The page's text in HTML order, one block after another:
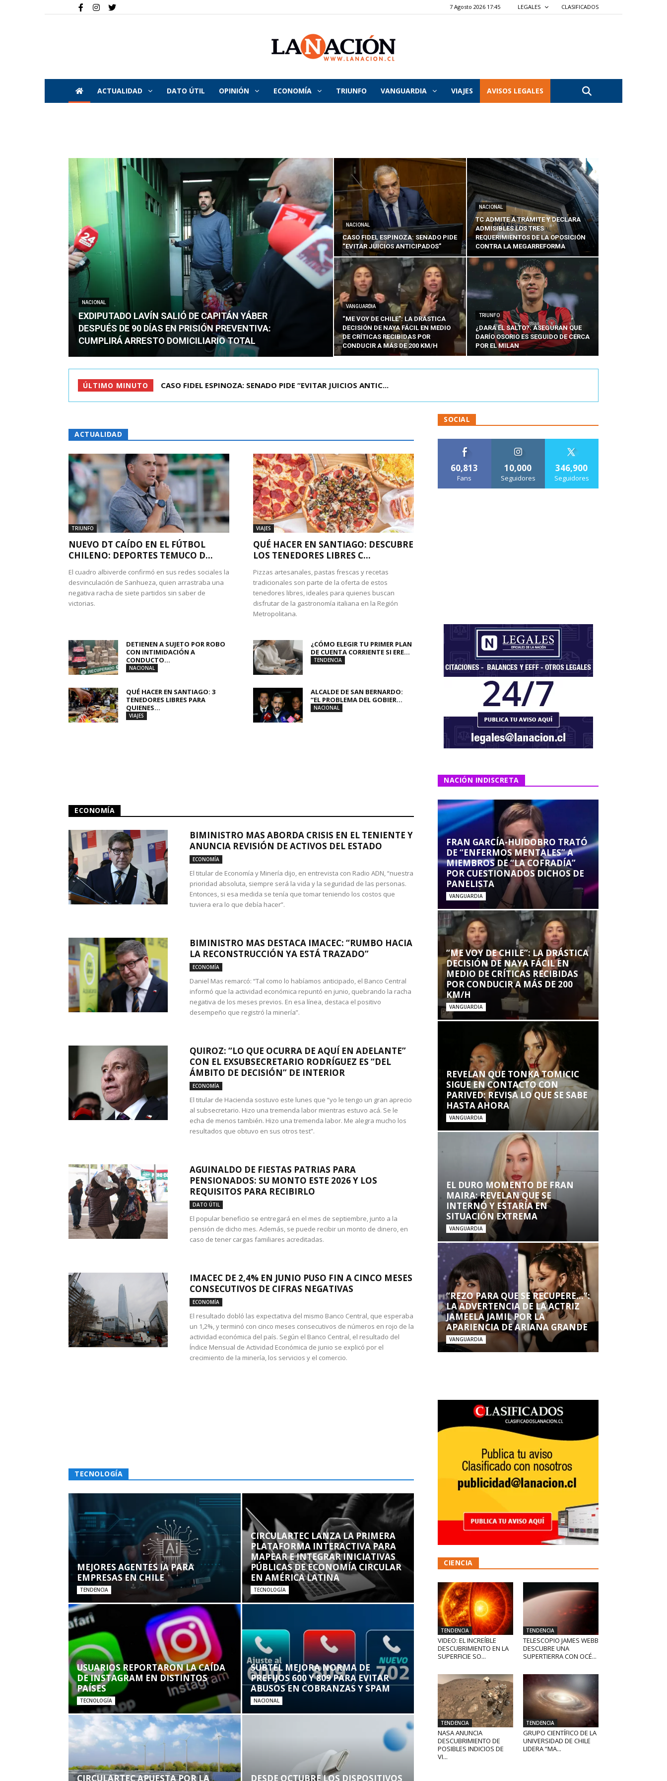
7 Agosto 2026 17:45 LEGALES CLASIFICADOS
La
Nación
ACTUALIDAD DATO ÚTIL OPINIÓN ECONOMÍA TRIUNFO VANGUARDIA VIAJES AVISOS LEGALES
NACIONAL
EXDIPUTADO LAVÍN SALIÓ DE CAPITÁN YÁBER
DESPUÉS DE 90 DÍAS EN PRISIÓN PREVENTIVA:
CUMPLIRÁ ARRESTO DOMICILIARIO TOTAL
NACIONAL
CASO FIDEL ESPINOZA: SENADO PIDE
“EVITAR JUICIOS ANTICIPADOS”
NACIONAL
TC ADMITE A TRÁMITE Y DECLARA
ADMISIBLES LOS TRES
REQUERIMIENTOS DE LA OPOSICIÓN
CONTRA LA MEGARREFORMA
VANGUARDIA
“ME VOY DE CHILE”: LA DRÁSTICA
DECISIÓN DE NAYA FÁCIL EN MEDIO
DE CRÍTICAS RECIBIDAS POR
CONDUCIR A MÁS DE 200 KM/H
TRIUNFO
¿DARÁ EL SALTO?: ASEGURAN QUE
DARÍO OSORIO ES SEGUIDO DE CERCA
POR EL MILAN
ÚLTIMO MINUTO TC ADMITE A TRÁMITE Y DECLARA ADMISIBLES LOS TRES REQU...
ACTUALIDAD
TRIUNFO
NUEVO DT CAÍDO EN EL FÚTBOL
CHILENO: DEPORTES TEMUCO D...
El cuadro albiverde confirmó en sus redes sociales la
desvinculación de Sanhueza, quien arrastraba una
negativa racha de siete partidos sin saber de
victorias.
VIAJES
QUÉ HACER EN SANTIAGO: DESCUBRE
LOS TENEDORES LIBRES C...
Pizzas artesanales, pastas frescas y recetas
tradicionales son parte de la oferta de estos
tenedores libres, ideales para quienes buscan
disfrutar de la gastronomía italiana en la Región
Metropolitana.
DETIENEN A SUJETO POR ROBO
CON INTIMIDACIÓN A
CONDUCTO...
NACIONAL
¿CÓMO ELEGIR TU PRIMER PLAN
DE CUENTA CORRIENTE SI ERE...
TENDENCIA
QUÉ HACER EN SANTIAGO: 3
TENEDORES LIBRES PARA
QUIENES...
VIAJES
ALCALDE DE SAN BERNARDO:
“EL PROBLEMA DEL GOBIER...
NACIONAL
ECONOMÍA
BIMINISTRO MAS ABORDA CRISIS EN EL TENIENTE Y
ANUNCIA REVISIÓN DE ACTIVOS DEL ESTADO
ECONOMÍA
El titular de Economía y Minería dijo, en entrevista con Radio ADN, “nuestra
prioridad absoluta, siempre será la vida y la seguridad de las personas.
Entonces, si esa medida se tenía que tomar teniendo los costos que
tuviera era lo que debía hacer”.
BIMINISTRO MAS DESTACA IMACEC: “RUMBO HACIA
LA RECONSTRUCCIÓN YA ESTÁ TRAZADO”
ECONOMÍA
Daniel Mas remarcó: “Tal como lo habíamos anticipado, el Banco Central
informó que la actividad económica repuntó en junio, quebrando la racha
negativa de los meses previos. En esa línea, destaca el positivo
desempeño que registró la minería”.
QUIROZ: “LO QUE OCURRA DE AQUÍ EN ADELANTE”
CON EL EXSUBSECRETARIO RODRÍGUEZ ES “DEL
ÁMBITO DE DECISIÓN” DE INTERIOR
ECONOMÍA
El titular de Hacienda sostuvo este lunes que “yo le tengo un gran aprecio
al subsecretario. Hizo una tremenda labor mientras estuvo acá. Se le
echa de menos también. Hizo una tremenda labor. Me alegra mucho los
resultados que obtuvo en sus otros test”.
AGUINALDO DE FIESTAS PATRIAS PARA
PENSIONADOS: SU MONTO ESTE 2026 Y LOS
REQUISITOS PARA RECIBIRLO
DATO ÚTIL
El popular beneficio se entregará en el mes de septiembre, junto a la
pensión de dicho mes. Además, se puede recibir un monto de dinero, en
caso de tener cargas familiares acreditadas.
IMACEC DE 2,4% EN JUNIO PUSO FIN A CINCO MESES
CONSECUTIVOS DE CIFRAS NEGATIVAS
ECONOMÍA
El resultado dobló las expectativa del mismo Banco Central, que esperaba
un 1,2%, y terminó con cinco meses consecutivos de números en rojo de la
actividad económica del país. Según el Banco Central, el resultado del
Índice Mensual de Actividad Económica de junio se explicó por el
crecimiento de la minería, los servicios y el comercio.
TECNOLOGÍA
MEJORES AGENTES IA PARA
EMPRESAS EN CHILE
TENDENCIA
CIRCULARTEC LANZA LA PRIMERA
PLATAFORMA INTERACTIVA PARA
MAPEAR E INTEGRAR INICIATIVAS
PÚBLICAS DE ECONOMÍA CIRCULAR
EN AMÉRICA LATINA
TECNOLOGÍA
USUARIOS REPORTARON LA CAÍDA
DE INSTAGRAM EN DISTINTOS
PAÍSES
TECNOLOGÍA
SUBTEL MEJORA NORMA DE
PREFIJOS 600 Y 809 PARA EVITAR
ABUSOS EN COBRANZAS Y SPAM
NACIONAL
CIRCULARTEC APUESTA POR LA DESDE OCTUBRE LOS DISPOSITIVOS
SOCIAL
60,813
Fans
10,000
Seguidores
346,900
Seguidores
NACIÓN INDISCRETA
FRAN GARCÍA-HUIDOBRO TRATÓ
DE “ENFERMOS MENTALES” A
MIEMBROS DE “LA COFRADÍA”
POR CUESTIONADOS DICHOS DE
PANELISTA
VANGUARDIA
“ME VOY DE CHILE”: LA DRÁSTICA
DECISIÓN DE NAYA FÁCIL EN
MEDIO DE CRÍTICAS RECIBIDAS
POR CONDUCIR A MÁS DE 200
KM/H
VANGUARDIA
REVELAN QUE TONKA TOMICIC
SIGUE EN CONTACTO CON
PARIVED: REVISA LO QUE SE SABE
HASTA AHORA
VANGUARDIA
EL DURO MOMENTO DE FRAN
MAIRA: REVELAN QUE SE
INTERNÓ Y ESTARÍA EN
SITUACIÓN EXTREMA
VANGUARDIA
“REZO PARA QUE SE RECUPERE…”:
LA ADVERTENCIA DE LA ACTRIZ
JAMEELA JAMIL POR LA
APARIENCIA DE ARIANA GRANDE
VANGUARDIA
CIENCIA
TENDENCIA
VIDEO: EL INCREÍBLE
DESCUBRIMIENTO EN LA
SUPERFICIE SO...
TENDENCIA
TELESCOPIO JAMES WEBB
DESCUBRE UNA
SUPERTIERRA CON OCÉ...
TENDENCIA
NASA ANUNCIA
DESCUBRIMIENTO DE
POSIBLES INDICIOS DE
VI...
TENDENCIA
GRUPO CIENTÍFICO DE LA
UNIVERSIDAD DE CHILE
LIDERA “MA...